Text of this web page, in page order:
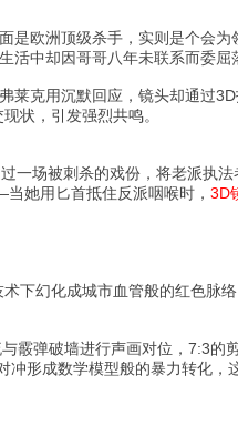
是欧洲顶级杀手，实则是个会
中却因哥哥八年未联系而委屈
莱克用沉默回应，镜头却通过
状，引发强烈共鸣。
一场被刺杀的戏份，将老派执
她用匕首抵住反派咽喉时， 3D
下幻化成城市血管般的红色脉
霰弹破墙进行声画对位，7:3的
形成数学模型般的暴力转化，